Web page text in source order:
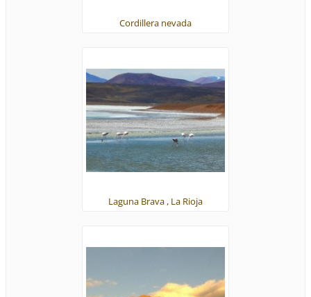
Cordillera nevada
Laguna Brava , La Rioja